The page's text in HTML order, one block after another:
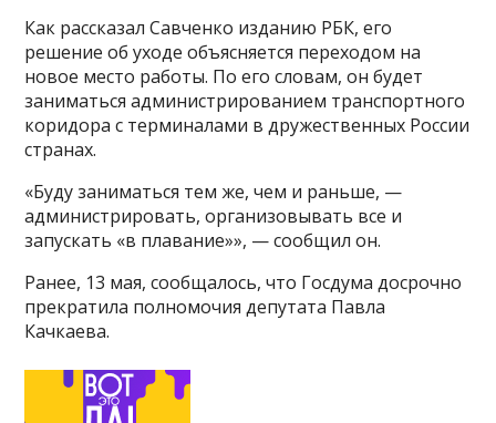
Как рассказал Савченко изданию РБК, его
решение об уходе объясняется переходом на
новое место работы. По его словам, он будет
заниматься администрированием транспортного
коридора с терминалами в дружественных России
странах.
«Буду заниматься тем же, чем и раньше, —
администрировать, организовывать все и
запускать «в плавание»», — сообщил он.
Ранее, 13 мая, сообщалось, что Госдума досрочно
прекратила полномочия депутата Павла
Качкаева.